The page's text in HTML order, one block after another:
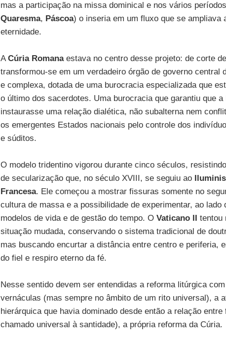
mas a participação na missa dominical e nos vários
Quaresma, Páscoa) o inseria em um fluxo que se ampliava
eternidade.
ACúria Romana estava no centro desse projeto: de corte
transformou-se em um verdadeiro órgão de governo central
e complexa, dotada de uma burocracia especializada que
o último dos sacerdotes. Uma burocracia que garantiu que
instaurasse uma relação dialética, não subalterna nem
os emergentes Estados nacionais pelo controle dos
e súditos.
O modelo tridentino vigorou durante cinco séculos,
de secularização que, no século XVIII, se seguiu ao
Francesa. Ele começou a mostrar fissuras somente no
cultura de massa e a possibilidade de experimentar, ao lado
modelos de vida e de gestão do tempo. O Vaticano II tentou
situação mudada, conservando o sistema tradicional de
mas buscando encurtar a distância entre centro e periferia,
do fiel e respiro eterno da fé.
Nesse sentido devem ser entendidas a reforma litúrgica
vernáculas (mas sempre no âmbito de um rito universal), a
hierárquica que havia dominado desde então a relação
chamado universal à santidade), a própria reforma da Cúria.